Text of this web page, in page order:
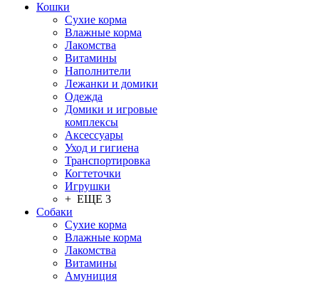
Кошки
Сухие корма
Влажные корма
Лакомства
Витамины
Наполнители
Лежанки и домики
Одежда
Домики и игровые
комплексы
Аксессуары
Уход и гигиена
Транспортировка
Когтеточки
Игрушки
+ ЕЩЕ 3
Собаки
Сухие корма
Влажные корма
Лакомства
Витамины
Амуниция